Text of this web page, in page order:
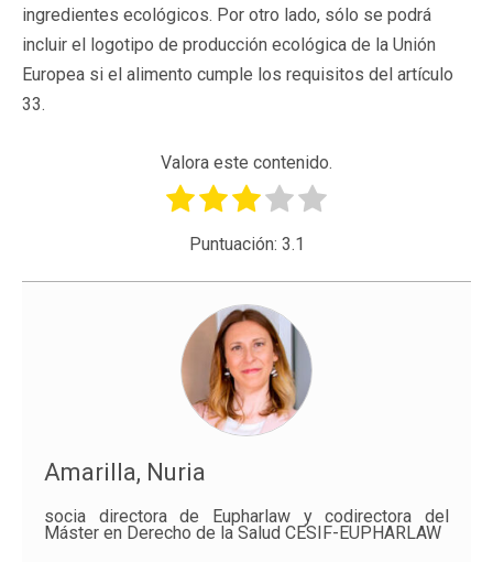
ingredientes ecológicos. Por otro lado, sólo se podrá
incluir el logotipo de producción ecológica de la Unión
Europea si el alimento cumple los requisitos del artículo
33.
Valora este contenido.
Puntuación: 3.1
Amarilla, Nuria
socia directora de Eupharlaw y codirectora del
Máster en Derecho de la Salud CESIF-EUPHARLAW